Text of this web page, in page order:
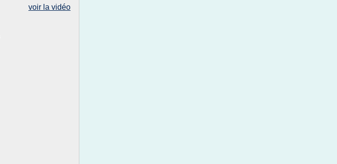
voir la vidéo